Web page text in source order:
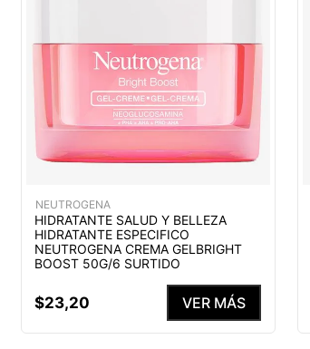
NEUTROGENA
HIDRATANTE SALUD Y BELLEZA
HIDRATANTE ESPECIFICO
NEUTROGENA CREMA GELBRIGHT
BOOST 50G/6 SURTIDO
$23,20 VER MÁS